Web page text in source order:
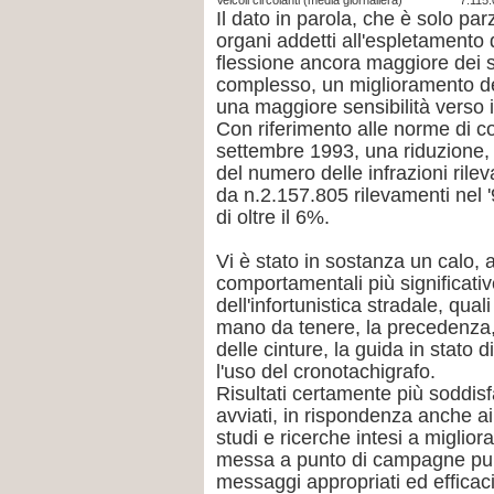
Il dato in parola, che è solo
organi addetti
flessione ancora maggiore dei
complesso, un miglioramento
una maggiore sensibilità
Con riferimento alle norme di
settembre 1993, una
del numero delle infrazioni
da n.2.157.805 rilevamenti nel
di oltre il 6%.
Vi è stato in sostanza un calo,
comportamentali più
dell'infortunistica stradale,
mano da tenere, la
delle cinture, la guida in stato
l'uso del cronotachigrafo.
Risultati certamente più
avviati, in rispondenza anche
studi e ricerche intesi a
messa a punto di campagne
messaggi appropriati ed